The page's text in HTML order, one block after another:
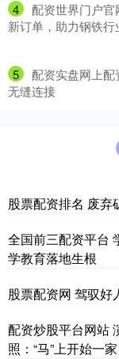
4
配资世界门户
新订单，助力钢铁
5
配资实盘网上
无缝连接
股票配资排名 废弃
全国前三配资平台
学教育落地生根
股票配资网 驾驭好
配资炒股平台网站
照：“马”上开始一